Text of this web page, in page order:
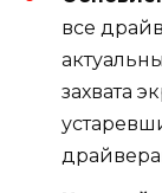
все
захвата